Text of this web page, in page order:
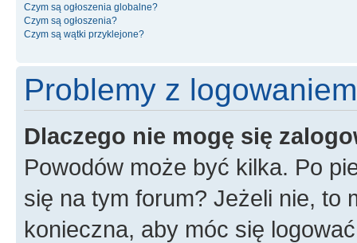
Czym są ogłoszenia globalne?
Czym są ogłoszenia?
Czym są wątki przyklejone?
Problemy z
Dlaczego nie mogę się
Powodów może być kilka. Po
się na tym forum? Jeżeli nie, to
konieczna, aby móc się